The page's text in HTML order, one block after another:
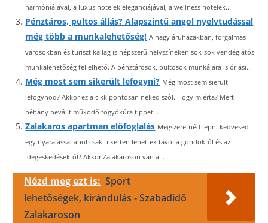
harmóniájával, a luxus hotelek eleganciájával, a wellness hotelek...
Pénztáros, pultos állás? Alapszintű angol nyelvtudással
még több a munkalehetőség! A nagy áruházakban, forgalmas
városokban és turisztikailag is népszerű helyszíneken sok-sok vendéglátós
munkalehetőség fellelhető. A pénztárosok, pultosok munkájára is óriási...
Még most sem sikerült lefogyni? Még most sem sierült
lefogynod? Akkor ez a cikk pontosan neked szól. Hogy miérta? Mert
néhány bevállt működő fogyókúra tippet...
Zalakaros apartman előfoglalás Megszeretnéd lepni kedvesed
egy nyaralással ahol csak ti ketten lehettek távol a gondoktól és az
idegeskedésektől? Akkor Zalakaroson van a...
Nézd meg ezt is: Sport
lehetőségek, kirándulás - Szabadidő
Zalakaroson